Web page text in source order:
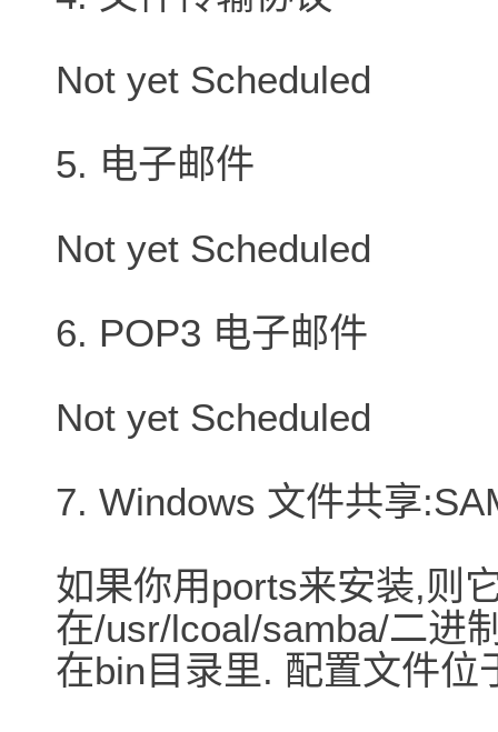
Not yet Scheduled
5. 电子邮件
Not yet Scheduled
6. POP3 电子邮件
Not yet Scheduled
7. Windows 文件共享
如果你用ports来安装,则
在/usr/lcoal/samba/二进
在bin目录里. 配置文件位